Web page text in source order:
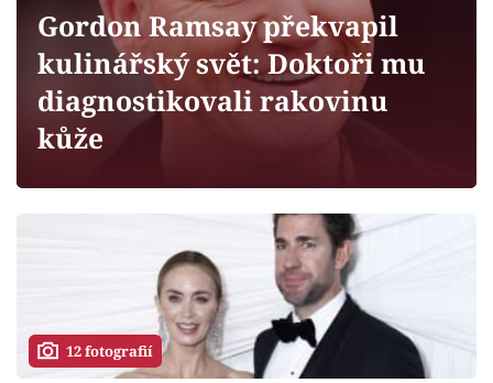
Sledujte prima+
Filmový festival Karlovy Vary
Přihlášení
Sledujte nás
Gordon Ramsay překvapil
kulinářský svět: Doktoři mu
diagnostikovali rakovinu
kůže
12 fotografií